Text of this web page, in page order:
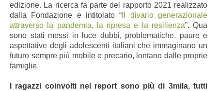
edizione. La ricerca fa parte del rapporto 2021 realizzato
dalla Fondazione e intitolato “ Il divario generazionale
attraverso la pandemia, la ripresa e la resilienza”. Qua
sono stati messi in luce dubbi, problematiche, paure e
aspettative degli adolescenti italiani che immaginano un
futuro sempre più mobile e precario, lontano dalle proprie
famiglie.
I ragazzi coinvolti nel report sono più di 3mila, tutti